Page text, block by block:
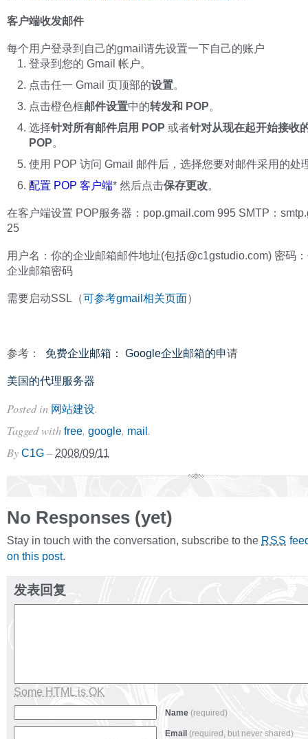
客户端收发邮件
每个用户登录到自己的gmail请先设置一下自己的账户
登录到您的 Gmail 帐户。
点击任一 Gmail 页顶部的设置。
点击橙色框邮件设置中的转发和 POP。
选择针对所有邮件启用 POP 或者针对从现在起开始接收
POP。
使用 POP 访问 Gmail 邮件后，选择您要对邮件采用的处
配置 POP 客户端* 然后点击保存更改。
在客户端设置 POP服务器：pop.gmail.com 995 SMTP：
25
用户名：你的企业邮箱邮件地址(包括@c1gstudio.com) 密码
企业邮箱密码
需要启动SSL（可参考gmail相关页面）
参考： 免费企业邮箱： Google企业邮箱的申请
美国的代理服务器
Posted in 网站建设.
Tagged with free, google, mail.
By C1G – 2008/09/11
No Responses (yet)
Stay in touch with the conversation, subscribe to the RSS
on this post.
发表回复
Some HTML is OK
Name (required)
Email (required, but never shared)